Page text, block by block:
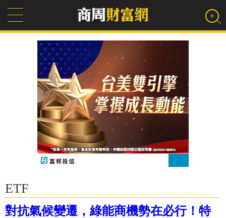
ETF
對抗氣候變遷，綠能商機勢在必行！特